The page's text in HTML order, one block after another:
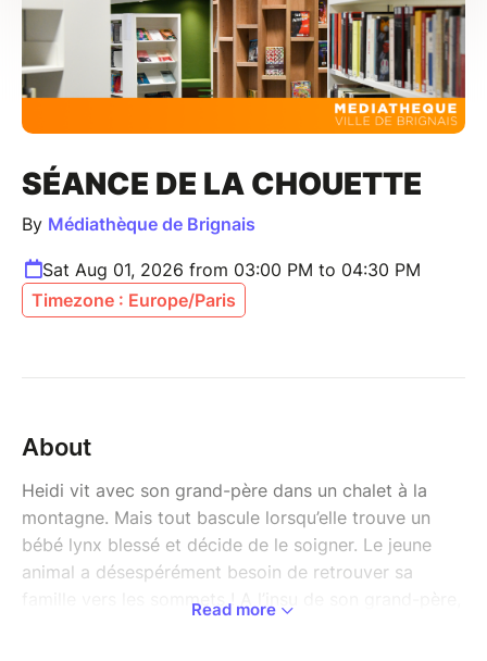
SÉANCE DE LA CHOUETTE
By Médiathèque de Brignais
Sat Aug 01, 2026 from 03:00 PM to 04:30 PM
Timezone : Europe/Paris
About
Heidi vit avec son grand-père dans un chalet à la
montagne. Mais tout bascule lorsqu’elle trouve un
bébé lynx blessé et décide de le soigner. Le jeune
animal a désespérément besoin de retrouver sa
famille vers les sommets ! A l’insu de son grand-père,
Read more